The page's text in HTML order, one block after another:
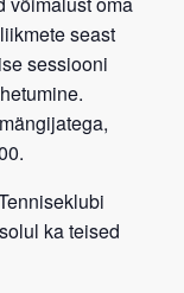
seast
sessiooni
ka teised